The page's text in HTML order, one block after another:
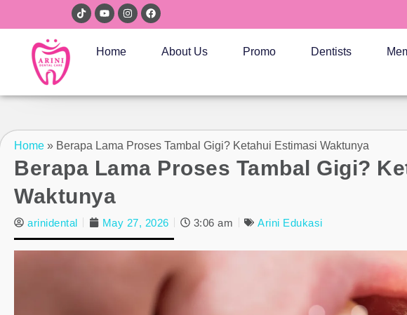
Home About Us Promo Dentists
Home » Berapa Lama Proses Tambal Gigi? Ketahui Estimasi Waktunya
Berapa Lama Proses Tambal Gigi?
Waktunya
arinidental May 27, 2026 3:06 am Arini Edukasi